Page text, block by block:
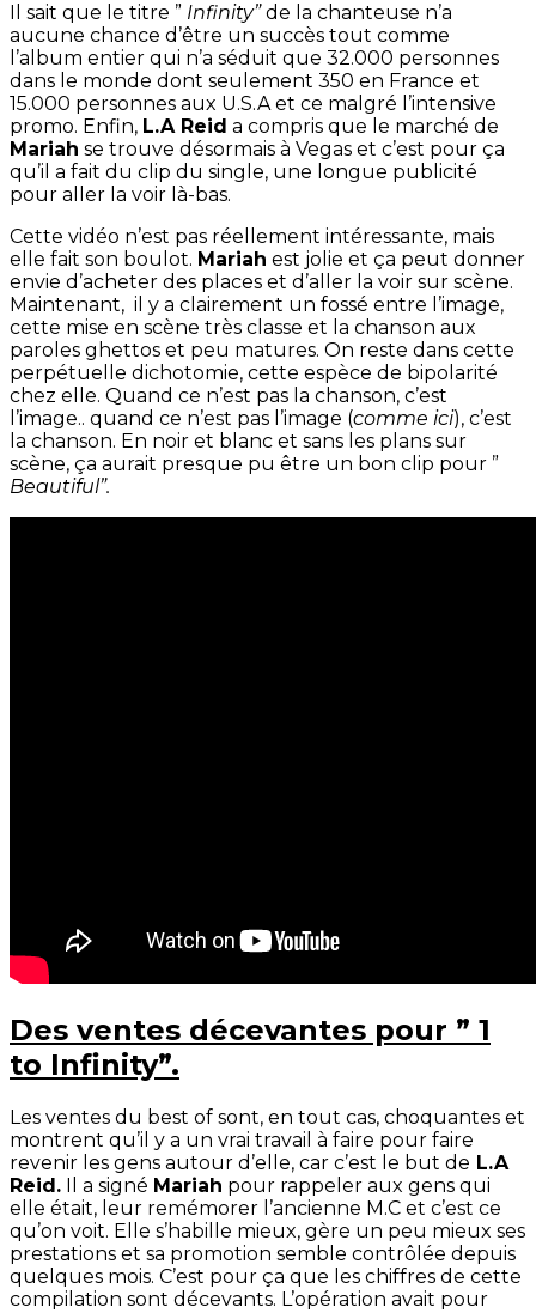
Il sait que le titre ” Infinity”de la chanteuse n’a
aucune chance d’être un succès tout comme
l’album entier qui n’a séduit que 32.000 personnes
dans le monde dont seulement 350 en France et
15.000 personnes aux U.S.A et ce malgré l’intensive
promo. Enfin, L.A Reid a compris que le marché de
Mariah se trouve désormais à Vegas et c’est pour ça
qu’il a fait du clip du single, une longue publicité
pour aller la voir là-bas.
Cette vidéo n’est pas réellement intéressante, mais
elle fait son boulot. Mariah est jolie et ça peut donner
envie d’acheter des places et d’aller la voir sur scène.
Maintenant, il y a clairement un fossé entre l’image,
cette mise en scène très classe et la chanson aux
paroles ghettos et peu matures. On reste dans cette
perpétuelle dichotomie, cette espèce de bipolarité
chez elle. Quand ce n’est pas la chanson, c’est
l’image.. quand ce n’est pas l’image (comme ici), c’est
la chanson. En noir et blanc et sans les plans sur
scène, ça aurait presque pu être un bon clip pour ”
Beautiful”.
Des ventes décevantes pour ” 1
to Infinity”.
Les ventes du best of sont, en tout cas, choquantes et
montrent qu’il y a un vrai travail à faire pour faire
revenir les gens autour d’elle, car c’est le but de L.A
Reid. Il a signé Mariah pour rappeler aux gens qui
elle était, leur remémorer l’ancienne M.C et c’est ce
qu’on voit. Elle s’habille mieux, gère un peu mieux ses
prestations et sa promotion semble contrôlée depuis
quelques mois. C’est pour ça que les chiffres de cette
compilation sont décevants. L’opération avait pour